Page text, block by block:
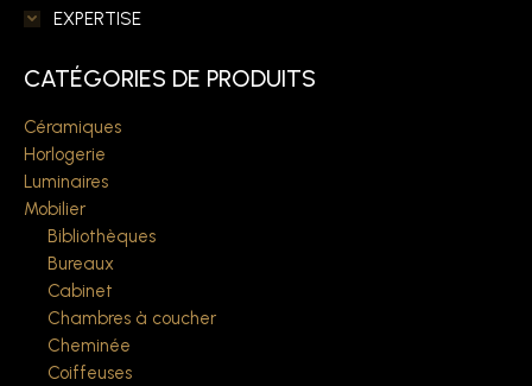
EXPERTISE
CATÉGORIES DE PRODUITS
Céramiques
Horlogerie
Luminaires
Mobilier
Bibliothèques
Bureaux
Cabinet
Chambres à coucher
Cheminée
Coiffeuses